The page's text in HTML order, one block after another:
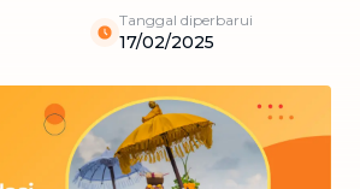
Tanggal diperbarui
17/02/2025